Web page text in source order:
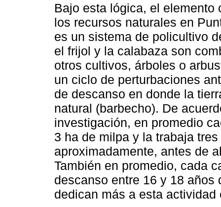
Bajo esta lógica, el elemento
los recursos naturales en
es un sistema de policultivo
el frijol y la calabaza son
otros cultivos, árboles o
un ciclo de perturbaciones
de descanso en donde la
natural (barbecho). De
investigación, en promedio
3 ha de milpa y la trabaja
aproximadamente, antes de
También en promedio, cada
descanso entre 16 y 18
dedican más a esta actividad